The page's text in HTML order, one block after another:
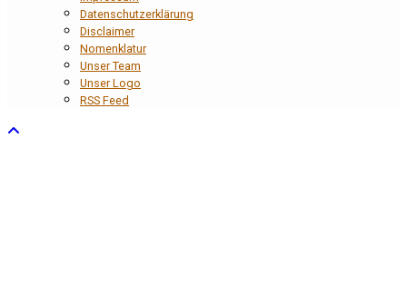
Datenschutzerklärung
Disclaimer
Nomenklatur
Unser Team
Unser Logo
RSS Feed